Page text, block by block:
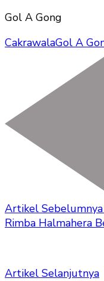
Gol A Gong
CakrawalaGol A
Artikel Sebelumnya
Rimba Halmahera
Artikel Selanjutnya